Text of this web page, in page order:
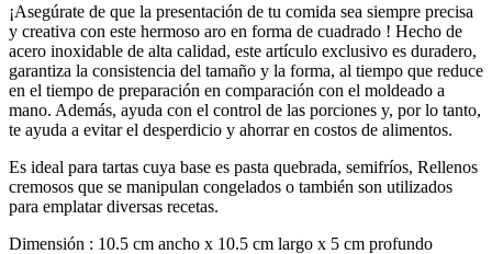
¡Asegúrate de que la presentación de tu comida sea siempre precisa
y creativa con este hermoso aro en forma de cuadrado ! Hecho de
acero inoxidable de alta calidad, este artículo exclusivo es duradero,
garantiza la consistencia del tamaño y la forma, al tiempo que reduce
en el tiempo de preparación en comparación con el moldeado a
mano. Además, ayuda con el control de las porciones y, por lo tanto,
te ayuda a evitar el desperdicio y ahorrar en costos de alimentos.
Es ideal para tartas cuya base es pasta quebrada, semifríos, Rellenos
cremosos que se manipulan congelados o también son utilizados
para emplatar diversas recetas.
Dimensión : 10.5 cm ancho x 10.5 cm largo x 5 cm profundo